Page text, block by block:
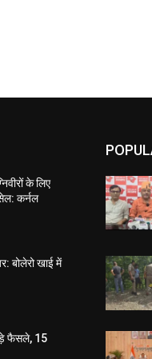
के लिए
कर्नल
बोलेरो खाई में
फैसले, 15